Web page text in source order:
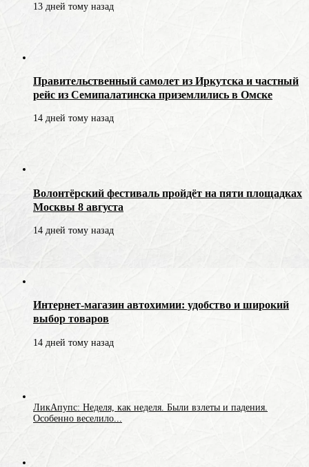
13 дней тому назад
Правительственный самолет из Иркутска и частный
рейс из Семипалатинска приземлились в Омске
14 дней тому назад
Волонтёрский фестиваль пройдёт на пяти площадках
Москвы 8 августа
14 дней тому назад
Интернет-магазин автохимии: удобство и широкий
выбор товаров
14 дней тому назад
ЛикАпупс: Неделя, как неделя. Были взлеты и падения.
Особенно веселило...